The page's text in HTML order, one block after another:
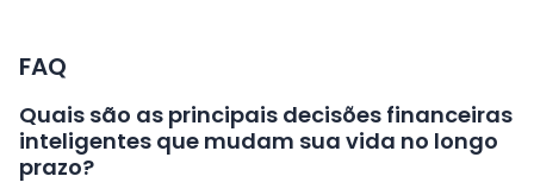
FAQ
Quais são as principais decisões financeiras
inteligentes que mudam sua vida no longo
prazo?